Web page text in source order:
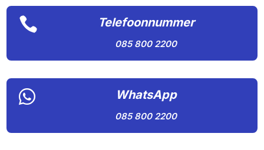
 Telefoonnummer
085 800 2200
 WhatsApp
085 800 2200